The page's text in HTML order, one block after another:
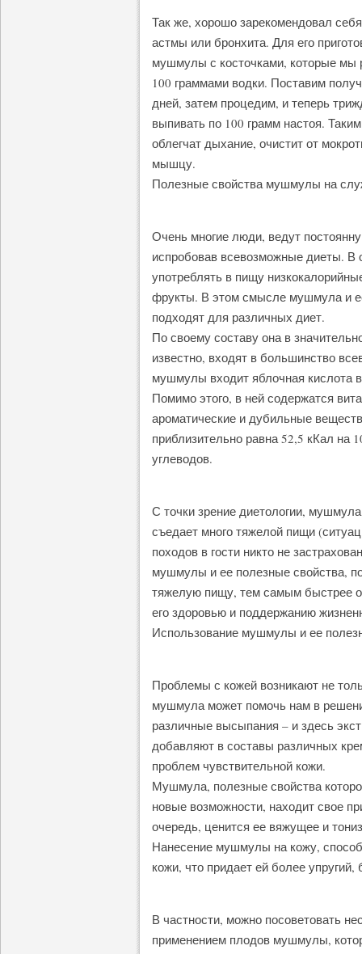
Так же, хорошо зарекомендовал
астмы или бронхита. Для его
мушмулы с косточками, которые
100 граммами водки. Поставим
дней, затем процедим, и теперь
выпивать по 100 грамм настоя.
облегчат дыхание, очистит от
мышцу.
Полезные свойства мушмулы на
Очень многие люди, ведут
испробовав всевозможные диеты. В
употреблять в пищу
фрукты. В этом смысле мушмула и
подходят для различных диет.
По своему составу она в
известно, входят в большинство
мушмулы входит яблочная кислота
Помимо этого, в ней содержатся
ароматические и дубильные
приблизительно равна 52,5 кКал на
углеводов.
С точки зрение диетологии,
съедает много тяжелой пищи
походов в гости никто не
мушмулы и ее полезные свойства,
тяжелую пищу, тем самым быстрее
его здоровью и поддержанию
Использование мушмулы и ее
Проблемы с кожей возникают не
мушмула может помочь нам в
различные высыпания – и здесь
добавляют в составы различных
проблем чувствительной кожи.
Мушмула, полезные свойства
новые возможности, находит свое
очередь, ценится ее вяжущее и
Нанесение мушмулы на кожу,
кожи, что придает ей более
В частности, можно посоветовать
применением плодов мушмулы,